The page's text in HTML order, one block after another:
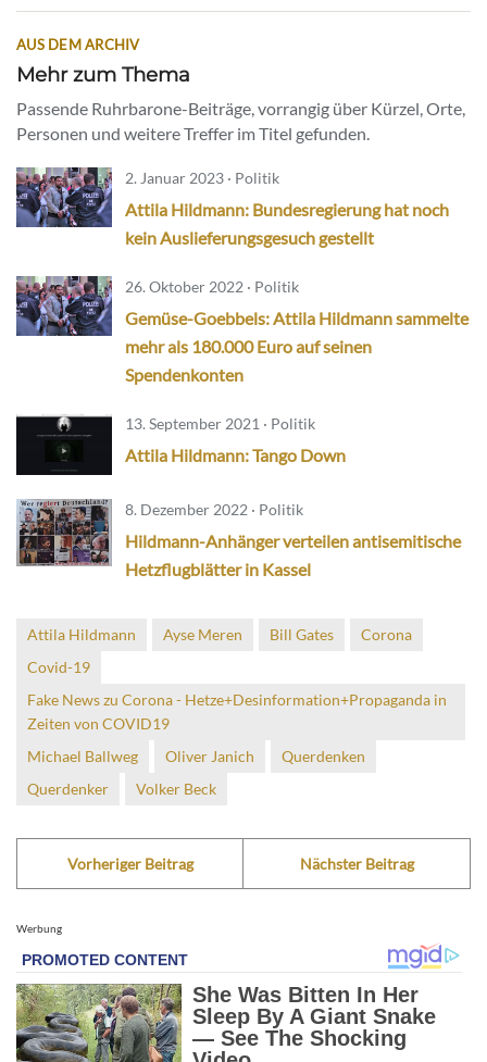
AUS DEM ARCHIV
Mehr zum Thema
Passende Ruhrbarone-Beiträge, vorrangig über Kürzel, Orte,
Personen und weitere Treffer im Titel gefunden.
2. Januar 2023 · Politik
Attila Hildmann: Bundesregierung hat noch
kein Auslieferungsgesuch gestellt
26. Oktober 2022 · Politik
Gemüse-Goebbels: Attila Hildmann sammelte
mehr als 180.000 Euro auf seinen
Spendenkonten
13. September 2021 · Politik
Attila Hildmann: Tango Down
8. Dezember 2022 · Politik
Hildmann-Anhänger verteilen antisemitische
Hetzflugblätter in Kassel
Attila Hildmann Ayse Meren Bill Gates
Corona
Covid-19
Fake News zu Corona - Hetze+Desinformation+Propaganda in
Zeiten von COVID19
Michael Ballweg
Oliver Janich
Querdenken
Querdenker
Volker Beck
Vorheriger Beitrag Nächster Beitrag
Werbung